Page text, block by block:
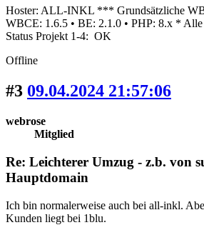
Hoster: ALL-INKL *** Grundsätzliche
WBCE: 1.6.5 • BE: 2.1.0 • PHP: 8.x *
Status Projekt 1-4: OK
Offline
#3 09.04.2024 21:57:06
webrose
Mitglied
Re: Leichterer Umzug - z.b. von
Hauptdomain
Ich bin normalerweise auch bei all-inkl.
Kunden liegt bei 1blu.